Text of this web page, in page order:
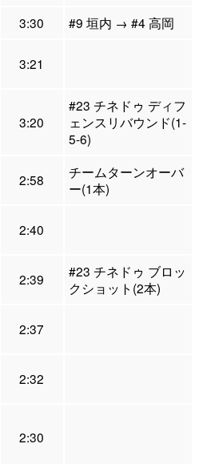
3:30
#9 垣内 → #4 高岡
3:21
3:20
#23 チネドゥ ディフ
ェンスリバウンド(1-
5-6)
2:58
チームターンオーバ
ー(1本)
2:40
2:39
#23 チネドゥ ブロッ
クショット(2本)
2:37
2:32
2:30